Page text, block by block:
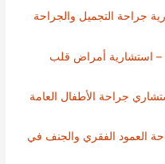
جراحة التجميل والجراحة
– استشارية أمراض قلب
جراحة الأطفال العامة
العمود الفقري والجنف في